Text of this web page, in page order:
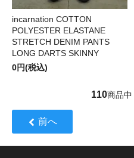
incarnation COTTON
POLYESTER ELASTANE
STRETCH DENIM PANTS
LONG DARTS SKINNY
0円(税込)
110商品中
前へ